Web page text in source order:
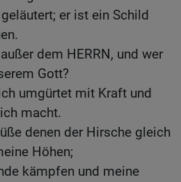
er ist ein Schild
dem HERRN, und wer
Gott?
umgürtet mit Kraft und
macht.
denen der Hirsche gleich
Höhen;
kämpfen und meine